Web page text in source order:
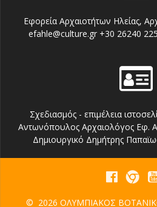
Εφορεία Αρχαιοτήτων Ηλείας,
efahle@culture.gr +30 26240
Σχεδιασμός - επιμέλεια
Αντωνόπουλος Αρχαιολόγος Εφ.
Δημιουργικό Δημήτρης
© 2026 ΟΛΥΜΠΙΑΚΟΣ